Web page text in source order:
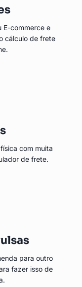
E-commerce e
cálculo de frete
com muita
de frete.
para outro
fazer isso de